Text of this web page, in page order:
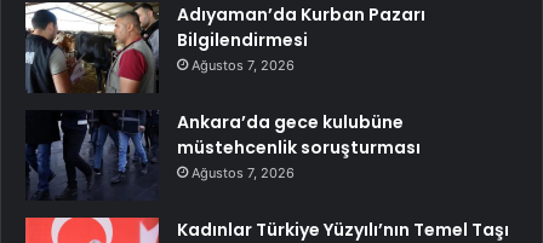
Adıyaman’da Kurban Pazarı
Bilgilendirmesi
Ağustos 7, 2026
Ankara’da gece kulubüne
müstehcenlik soruşturması
Ağustos 7, 2026
Kadınlar Türkiye Yüzyılı’nın Temel Taşı